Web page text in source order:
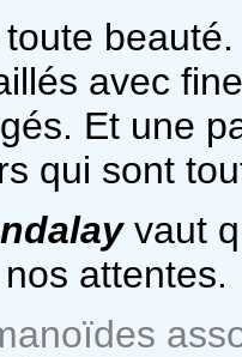
avec
Et une
qui sont
vaut
attentes.